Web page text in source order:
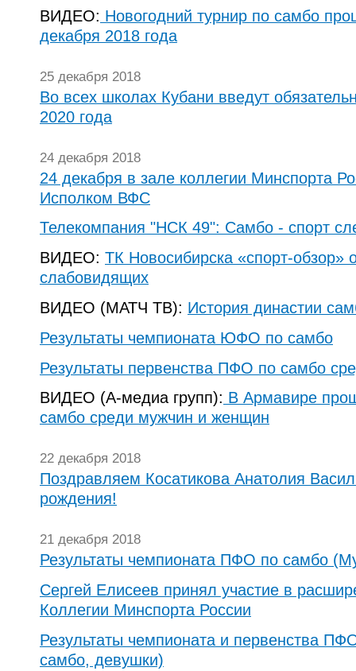
ВИДЕО: Новогодний турнир по самбо
декабря 2018 года
25 декабря 2018
Во всех школах Кубани введут
2020 года
24 декабря 2018
24 декабря в зале коллегии Минспорта
Исполком ВФС
Телекомпания "НСК 49": Самбо - спорт
ВИДЕО: ТК Новосибирска «спорт-обзор»
слабовидящих
ВИДЕО (МАТЧ ТВ): История династии
Результаты чемпионата ЮФО по самбо
Результаты первенства ПФО по самбо
ВИДЕО (А-медиа групп): В Армавире
самбо среди мужчин и женщин
22 декабря 2018
Поздравляем Косатикова Анатолия
рождения!
21 декабря 2018
Результаты чемпионата ПФО по самбо
Сергей Елисеев принял участие в
Коллегии Минспорта России
Результаты чемпионата и первенства
самбо, девушки)